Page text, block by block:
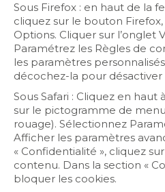
Sous Firefox : en haut de la
cliquez sur le bouton
Options. Cliquer sur l’onglet
Paramétrez les Règles de
les paramètres
décochez-la pour désactiver
Sous Safari : Cliquez en
sur le pictogramme de
rouage). Sélectionnez
Afficher les paramètres
« Confidentialité », cliquez
contenu. Dans la section «
bloquer les cookies.